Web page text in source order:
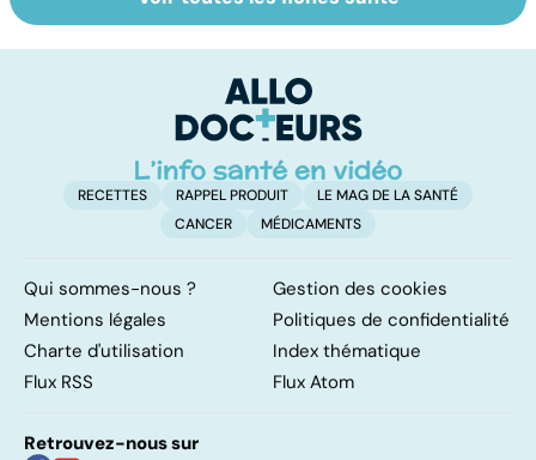
Comment tenir
ses bonnes
Gynéco : un suivi
pour la vie
RECETTES RAPPEL PRODUIT
LE MAG DE LA SANTÉ
CANCER
MÉDICAMENTS
Qui sommes-nous ?
Gestion des cookies
Mentions légales
Politiques de confidentialité
Charte d'utilisation
Index thématique
Flux RSS
Flux Atom
Retrouvez-nous sur